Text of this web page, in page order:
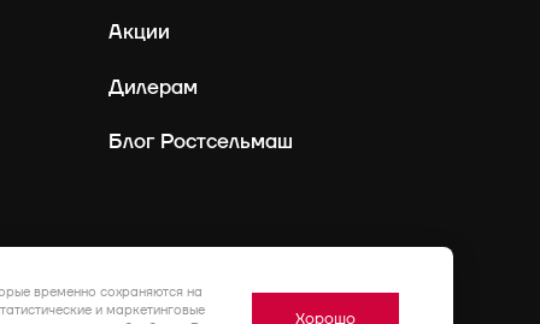
Акции
Дилерам
Блог Ростсельмаш
временно сохраняются на
и маркетинговые
Хорошо